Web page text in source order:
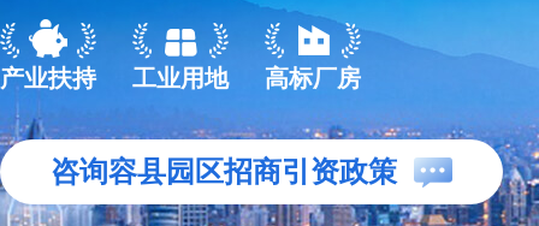
产业扶持 工业用地 高标厂房
咨询容县园区招商引资政策